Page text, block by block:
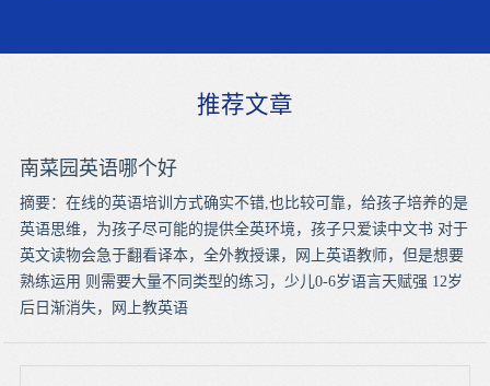
推荐文章
南菜园英语哪个好
摘要：在线的英语培训方式确实不错,也比较可靠，给孩子培养的是
英语思维，为孩子尽可能的提供全英环境，孩子只爱读中文书 对于
英文读物会急于翻看译本，全外教授课，网上英语教师，但是想要
熟练运用 则需要大量不同类型的练习，少儿0-6岁语言天赋强 12岁
后日渐消失，网上教英语